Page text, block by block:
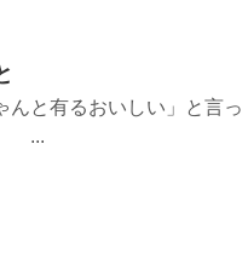
んと有るおいしい」と言っ